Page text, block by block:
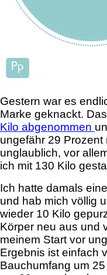
Gestern war es
Marke geknackt.
Kilo abgenommen
ungefähr 29 Prozent
unglaublich, vor
ich mit 130 Kilo
Ich hatte damals
und hab mich völlig
wieder 10 Kilo
Körper neu aus und
meinem Start vor
Ergebnis ist einfach
Bauchumfang um